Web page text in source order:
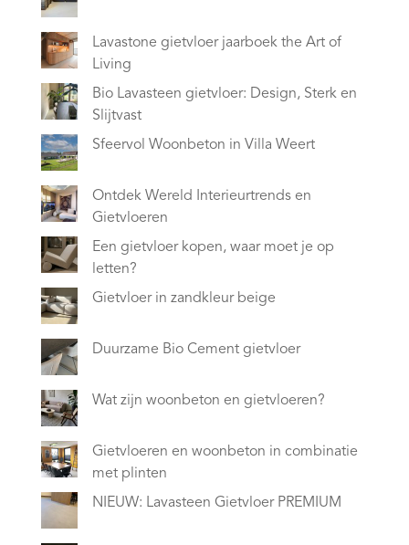
Lavastone gietvloer jaarboek the Art of
Living
Bio Lavasteen gietvloer: Design, Sterk en
Slijtvast
Sfeervol Woonbeton in Villa Weert
Ontdek Wereld Interieurtrends en
Gietvloeren
Een gietvloer kopen, waar moet je op
letten?
Gietvloer in zandkleur beige
Duurzame Bio Cement gietvloer
Wat zijn woonbeton en gietvloeren?
Gietvloeren en woonbeton in combinatie
met plinten
NIEUW: Lavasteen Gietvloer PREMIUM